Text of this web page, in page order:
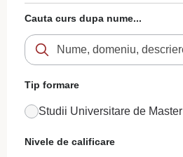
Cauta curs dupa nume...
Tip formare
Studii Universitare de Master
Nivele de calificare